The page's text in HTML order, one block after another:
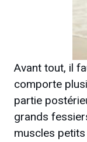
Avant tout, il
comporte
partie
grands
muscles